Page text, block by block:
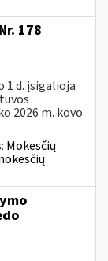
178
1 d. įsigalioja
2026 m. kovo
Mokesčių